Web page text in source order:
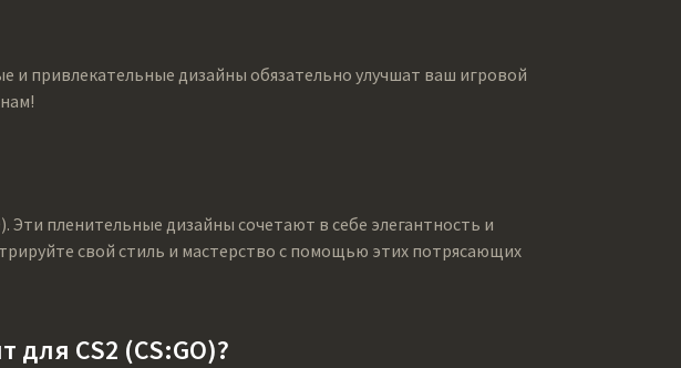
и привлекательные дизайны обязательно улучшат ваш игровой
пленительные дизайны сочетают в себе элегантность и
свой стиль и мастерство с помощью этих потрясающих
CS2 (CS:GO)?